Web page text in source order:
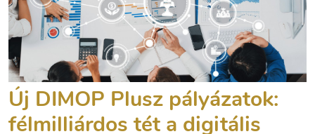
Új DIMOP Plusz pályázatok:
félmilliárdos tét a digitális